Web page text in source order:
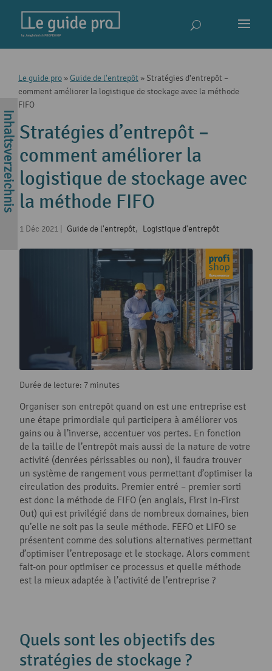
Le guide pro » Guide de l'entrepôt »Stratégies d’entrepôt –
comment améliorer la logistique de stockage avec la méthode
FIFO
Stratégies d’entrepôt –
comment améliorer la
logistique de stockage avec
la méthode FIFO
1 Déc 2021 Guide de l'entrepôt, Logistique d'entrepôt
Durée de lecture: 7 minutes
Organiser son entrepôt quand on est une entreprise est
une étape primordiale qui participera à améliorer vos
gains ou à l’inverse, accentuer vos pertes. En fonction
de la taille de l’entrepôt mais aussi de la nature de votre
activité (denrées périssables ou non), il faudra trouver
un système de rangement vous permettant d’optimiser la
circulation des produits. Premier entré – premier sorti
est donc la méthode de FIFO (en anglais, First In-First
Out) qui est privilégié dans de nombreux domaines, bien
qu’elle ne soit pas la seule méthode. FEFO et LIFO se
présentent comme des solutions alternatives permettant
d’optimiser l’entreposage et le stockage. Alors comment
fait-on pour optimiser ce processus et quelle méthode
est la mieux adaptée à l’activité de l’entreprise ?
Quels sont les objectifs des
stratégies de stockage ?